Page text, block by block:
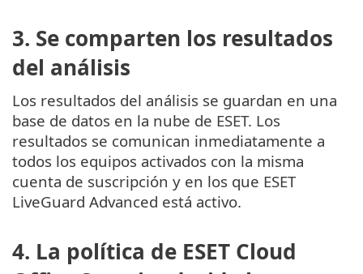
3. Se comparten los resultados
del análisis
Los resultados del análisis se guardan en una
base de datos en la nube de ESET. Los
resultados se comunican inmediatamente a
todos los equipos activados con la misma
cuenta de suscripción y en los que ESET
LiveGuard Advanced está activo.
4. La política de ESET Cloud